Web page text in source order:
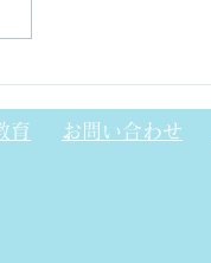
ニック結晶レーザー
について
育 お問い合わせ